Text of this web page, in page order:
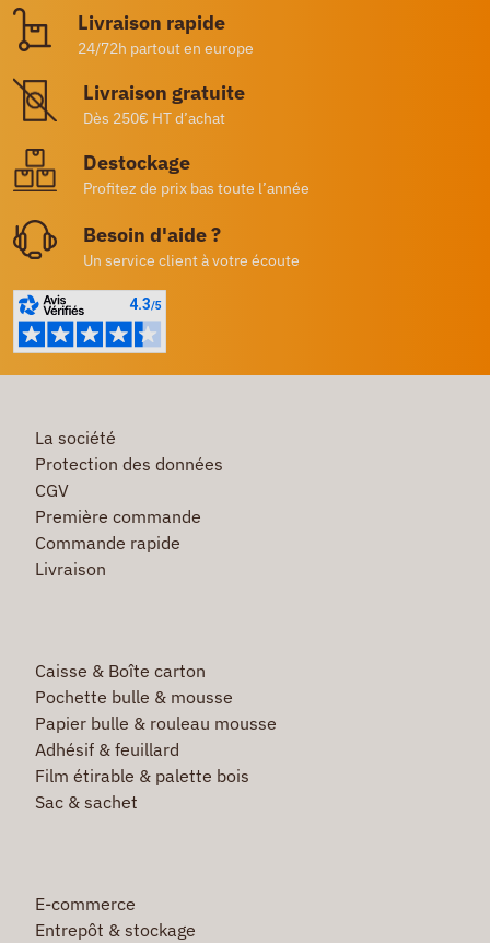
Livraison rapide
24/72h partout en europe
Livraison gratuite
Dès 250€ HT d’achat
Destockage
Profitez de prix bas toute l’année
Besoin d'aide ?
Un service client à votre écoute
La société
Protection des données
CGV
Première commande
Commande rapide
Livraison
Caisse & Boîte carton
Pochette bulle & mousse
Papier bulle & rouleau mousse
Adhésif & feuillard
Film étirable & palette bois
Sac & sachet
E-commerce
Entrepôt & stockage